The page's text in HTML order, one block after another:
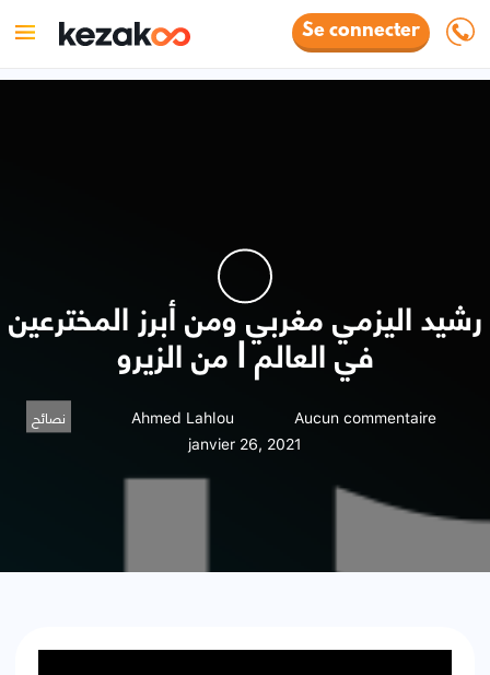
Se connecter
رشيد اليزمي مغربي ومن أبرز المخترعين
في العالم | من الزيرو
نصائح Ahmed Lahlou
Aucun commentaire
janvier 26, 2021